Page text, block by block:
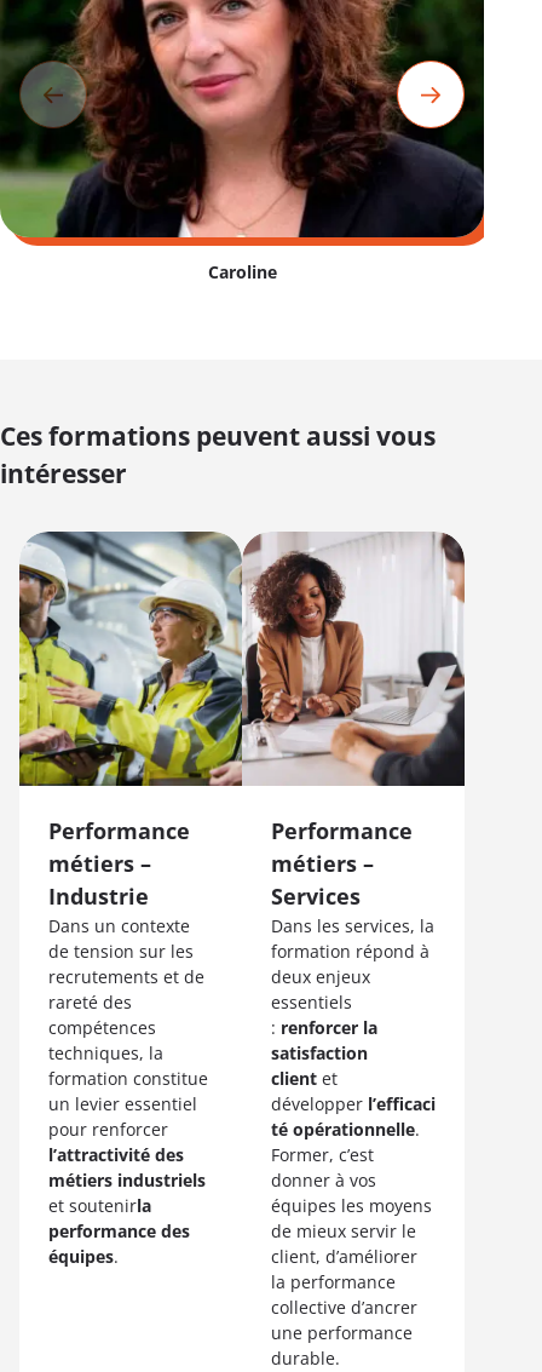
Caroline
Ces formations peuvent aussi vous
intéresser
Performance
métiers –
Industrie
Dans un contexte
de tension sur les
recrutements et de
rareté des
compétences
techniques, la
formation constitue
un levier essentiel
pour renforcer
l’attractivité des
métiers industriels
et soutenirla
performance des
équipes.
Performance
métiers –
Services
Dans les services, la
formation répond à
deux enjeux
essentiels
: renforcer la
satisfaction
client et
développer l’efficaci
té opérationnelle.
Former, c’est
donner à vos
équipes les moyens
de mieux servir le
client, d’améliorer
la performance
collective d’ancrer
une performance
durable.